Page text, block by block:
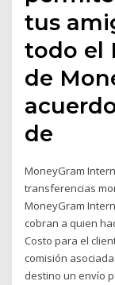
tus
todo el
de
de
MoneyGram
transferencias
MoneyGram
cobran a quien
Costo para el
comisión
destino un envío